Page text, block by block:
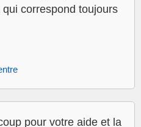
correspond toujours
pour votre aide et la